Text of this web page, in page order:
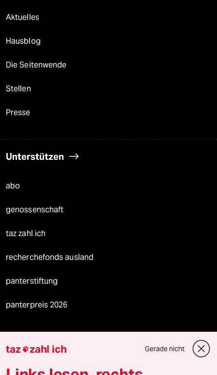
Aktuelles
Hausblog
Die Seitenwende
Stellen
Presse
Unterstützen
abo
genossenschaft
taz zahl ich
recherchefonds ausland
panterstiftung
panterpreis 2026
Podcast
taz zahl ich Gerade nicht